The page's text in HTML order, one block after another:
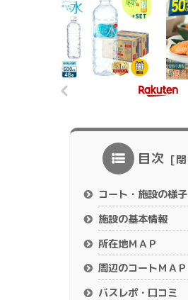
目次
コート・施設の様子
施設の基本情報
所在地ＭＡＰ
周辺のコートＭＡＰ
バスレポ・口コミ